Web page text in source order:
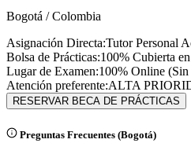
Bogotá /Colombia
Asignación Directa:Tutor Personal
Bolsa de Prácticas:100% Cubierta en
Lugar de Examen:100% Online (Sin
Atención preferente:ALTA
RESERVAR BECA DE PRÁCTICAS
Preguntas Frecuentes (Bogotá)